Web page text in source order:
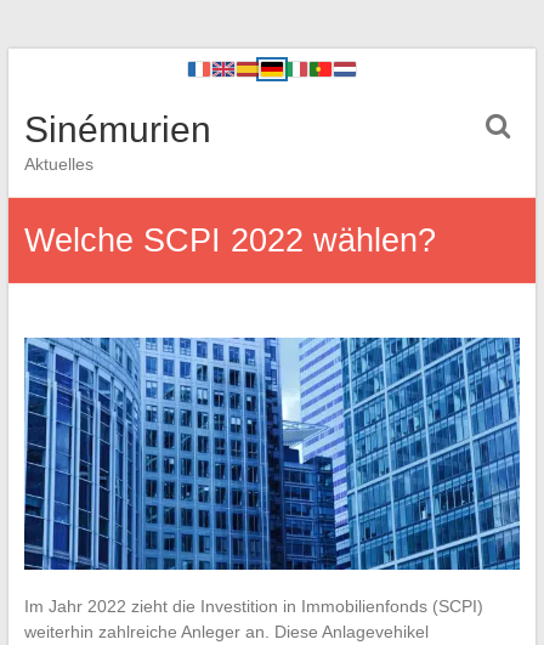
Sinémurien
Aktuelles
Welche SCPI 2022 wählen?
Im Jahr 2022 zieht die Investition in Immobilienfonds (SCPI)
weiterhin zahlreiche Anleger an. Diese Anlagevehikel